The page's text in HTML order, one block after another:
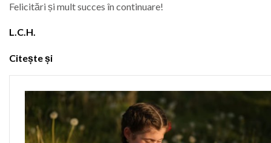
Felicitări și mult succes în continuare!
L.C.H.
Citește și